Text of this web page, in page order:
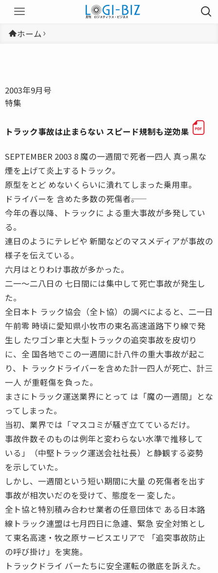
ホーム
2003年9月号
特集
トラック事故は止まらない スピード規制も逆効果
SEPTEMBER 2003 8 魔の一週間で死者一四人 真っ黒な
煙を上げて炎上するトラック。
原型をとど めないくらいに潰れてしまった乗用車。
ドライバーを 含めた多数の死傷者――。
今年の春以降、トラックに よる重大事故が多発してい
る。
連日のようにテレビや 新聞などのマスメディアが事故の
様子を伝えている。
六月はとりわけ事故が多かった。
二一〜二八日の 七日間には集中して死亡事故が発生し
た。
全日本ト ラック協会（全ト協）の調べによると、二一日
午前零 時頃に愛知県小牧市の東名高速道路下り線で発
生し たワゴン車と大型トラックの追突事故を皮切り
に、全 国各地でこの一週間に計八件の重大事故が起こ
り、ト ラックドライバーを含めた計一四人が死亡、計三
一人 が重軽傷を負った。
まさにトラック運送業界にとって は「魔の一週間」とな
ってしまった。
当初、業界では「マスコミが騒ぎ立てているだけ。
事故件数そのものは例年と変わらない水準で推移して
いる」（中堅トラック運送会社社長）と静観する姿勢
を示していた。
しかし、一週間という短い期間に大量 の死傷者を出す
事故が相次いだのを受けて、態度を一 変した。
全ト協と特別積み合わせ業者の任意団体で ある日本路
線トラック連盟は七月四日に急遽、緊急 安全対策とし
て東名高速・牧之原サービスエリアで 「追突事故防止
の呼び掛け」を実施。
トラックドライ バーたちに安全運転の徹底を訴えた。